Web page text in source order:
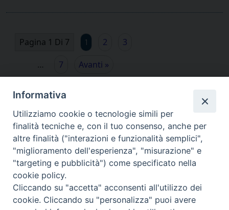
Pagina 1 Di 7 1 2
3
…
7 Avanti »
via Amedeo Rossi, 28 - 12100 Cuneo
Informativa
Utilizziamo cookie o tecnologie simili per
finalità tecniche e, con il tuo consenso, anche per
altre finalità ("interazioni e funzionalità semplici",
"miglioramento dell'esperienza", "misurazione" e
"targeting e pubblicità") come specificato nella
cookie policy.
Cliccando su "accetta" acconsenti all'utilizzo dei
cookie. Cliccando su "personalizza" puoi avere